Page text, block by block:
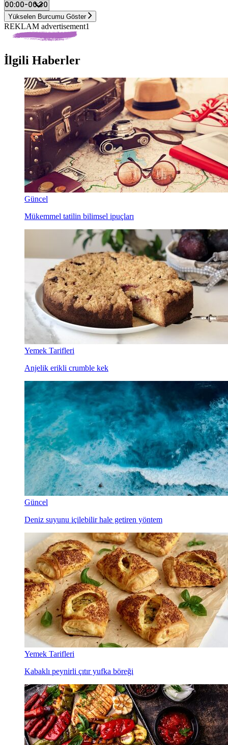
Yükselen Burcumu Göster
REKLAM advertisement1
İlgili Haberler
Güncel
Mükemmel tatilin bilimsel ipuçları
Yemek Tarifleri
Anjelik erikli crumble kek
Güncel
Deniz suyunu içilebilir hale getiren yöntem
Yemek Tarifleri
Kabaklı peynirli çıtır yufka böreği